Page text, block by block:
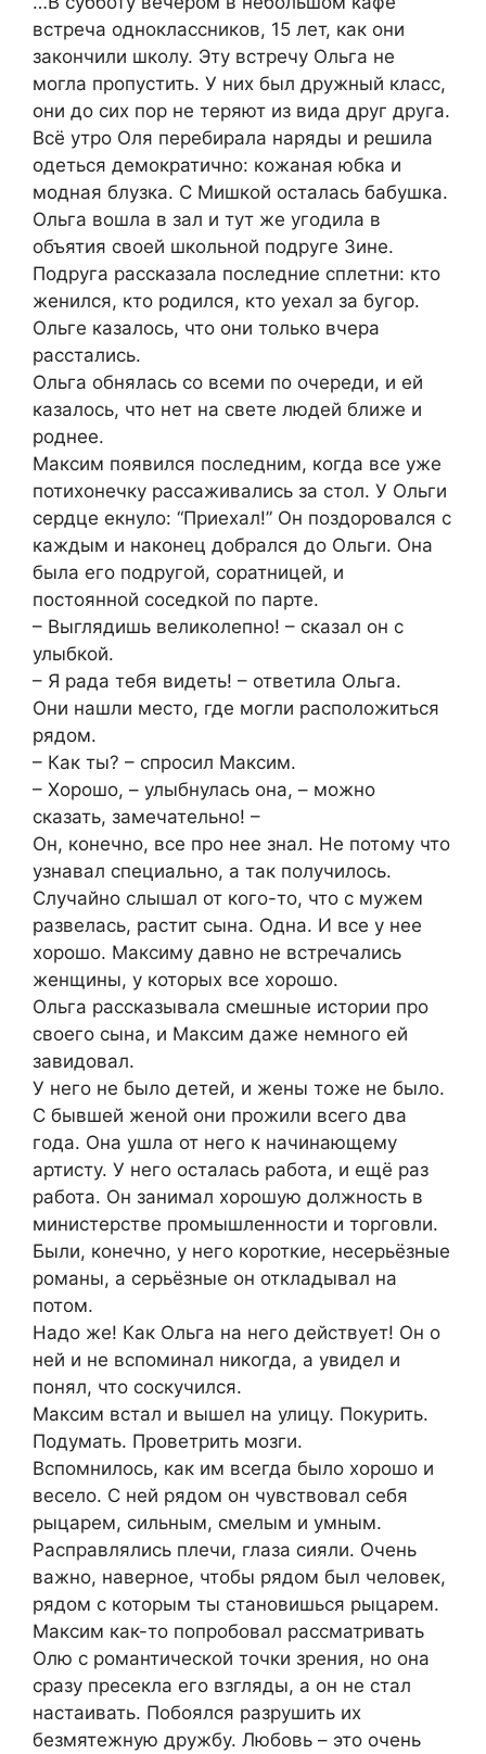
встреча одноклассников, 15 лет, как они
закончили школу. Эту встречу Ольга не
могла пропустить. У них был дружный класс,
они до сих пор не теряют из вида друг друга.
Всё утро Оля перебирала наряды и решила
одеться демократично: кожаная юбка и
модная блузка. С Мишкой осталась бабушка.
Ольга вошла в зал и тут же угодила в
объятия своей школьной подруге Зине.
Подруга рассказала последние сплетни: кто
женился, кто родился, кто уехал за бугор.
Ольге казалось, что они только вчера
расстались.
Ольга обнялась со всеми по очереди, и ей
казалось, что нет на свете людей ближе и
роднее.
Максим появился последним, когда все уже
потихонечку рассаживались за стол. У Ольги
сердце екнуло: “Приехал!” Он поздоровался с
каждым и наконец добрался до Ольги. Она
была его подругой, соратницей, и
постоянной соседкой по парте.
– Выглядишь великолепно! – сказал он с
улыбкой.
– Я рада тебя видеть! – ответила Ольга.
Они нашли место, где могли расположиться
рядом.
– Как ты? – спросил Максим.
– Хорошо, – улыбнулась она, – можно
сказать, замечательно! –
Он, конечно, все про нее знал. Не потому что
узнавал специально, а так получилось.
Случайно слышал от кого-то, что с мужем
развелась, растит сына. Одна. И все у нее
хорошо. Максиму давно не встречались
женщины, у которых все хорошо.
Ольга рассказывала смешные истории про
своего сына, и Максим даже немного ей
завидовал.
У него не было детей, и жены тоже не было.
С бывшей женой они прожили всего два
года. Она ушла от него к начинающему
артисту. У него осталась работа, и ещё раз
работа. Он занимал хорошую должность в
министерстве промышленности и торговли.
Были, конечно, у него короткие, несерьёзные
романы, а серьёзные он откладывал на
потом.
Надо же! Как Ольга на него действует! Он о
ней и не вспоминал никогда, а увидел и
понял, что соскучился.
Максим встал и вышел на улицу. Покурить.
Подумать. Проветрить мозги.
Вспомнилось, как им всегда было хорошо и
весело. С ней рядом он чувствовал себя
рыцарем, сильным, смелым и умным.
Расправлялись плечи, глаза сияли. Очень
важно, наверное, чтобы рядом был человек,
рядом с которым ты становишься рыцарем.
Максим как-то попробовал рассматривать
Олю с романтической точки зрения, но она
сразу пресекла его взгляды, а он не стал
настаивать. Побоялся разрушить их
безмятежную дружбу. Любовь – это очень